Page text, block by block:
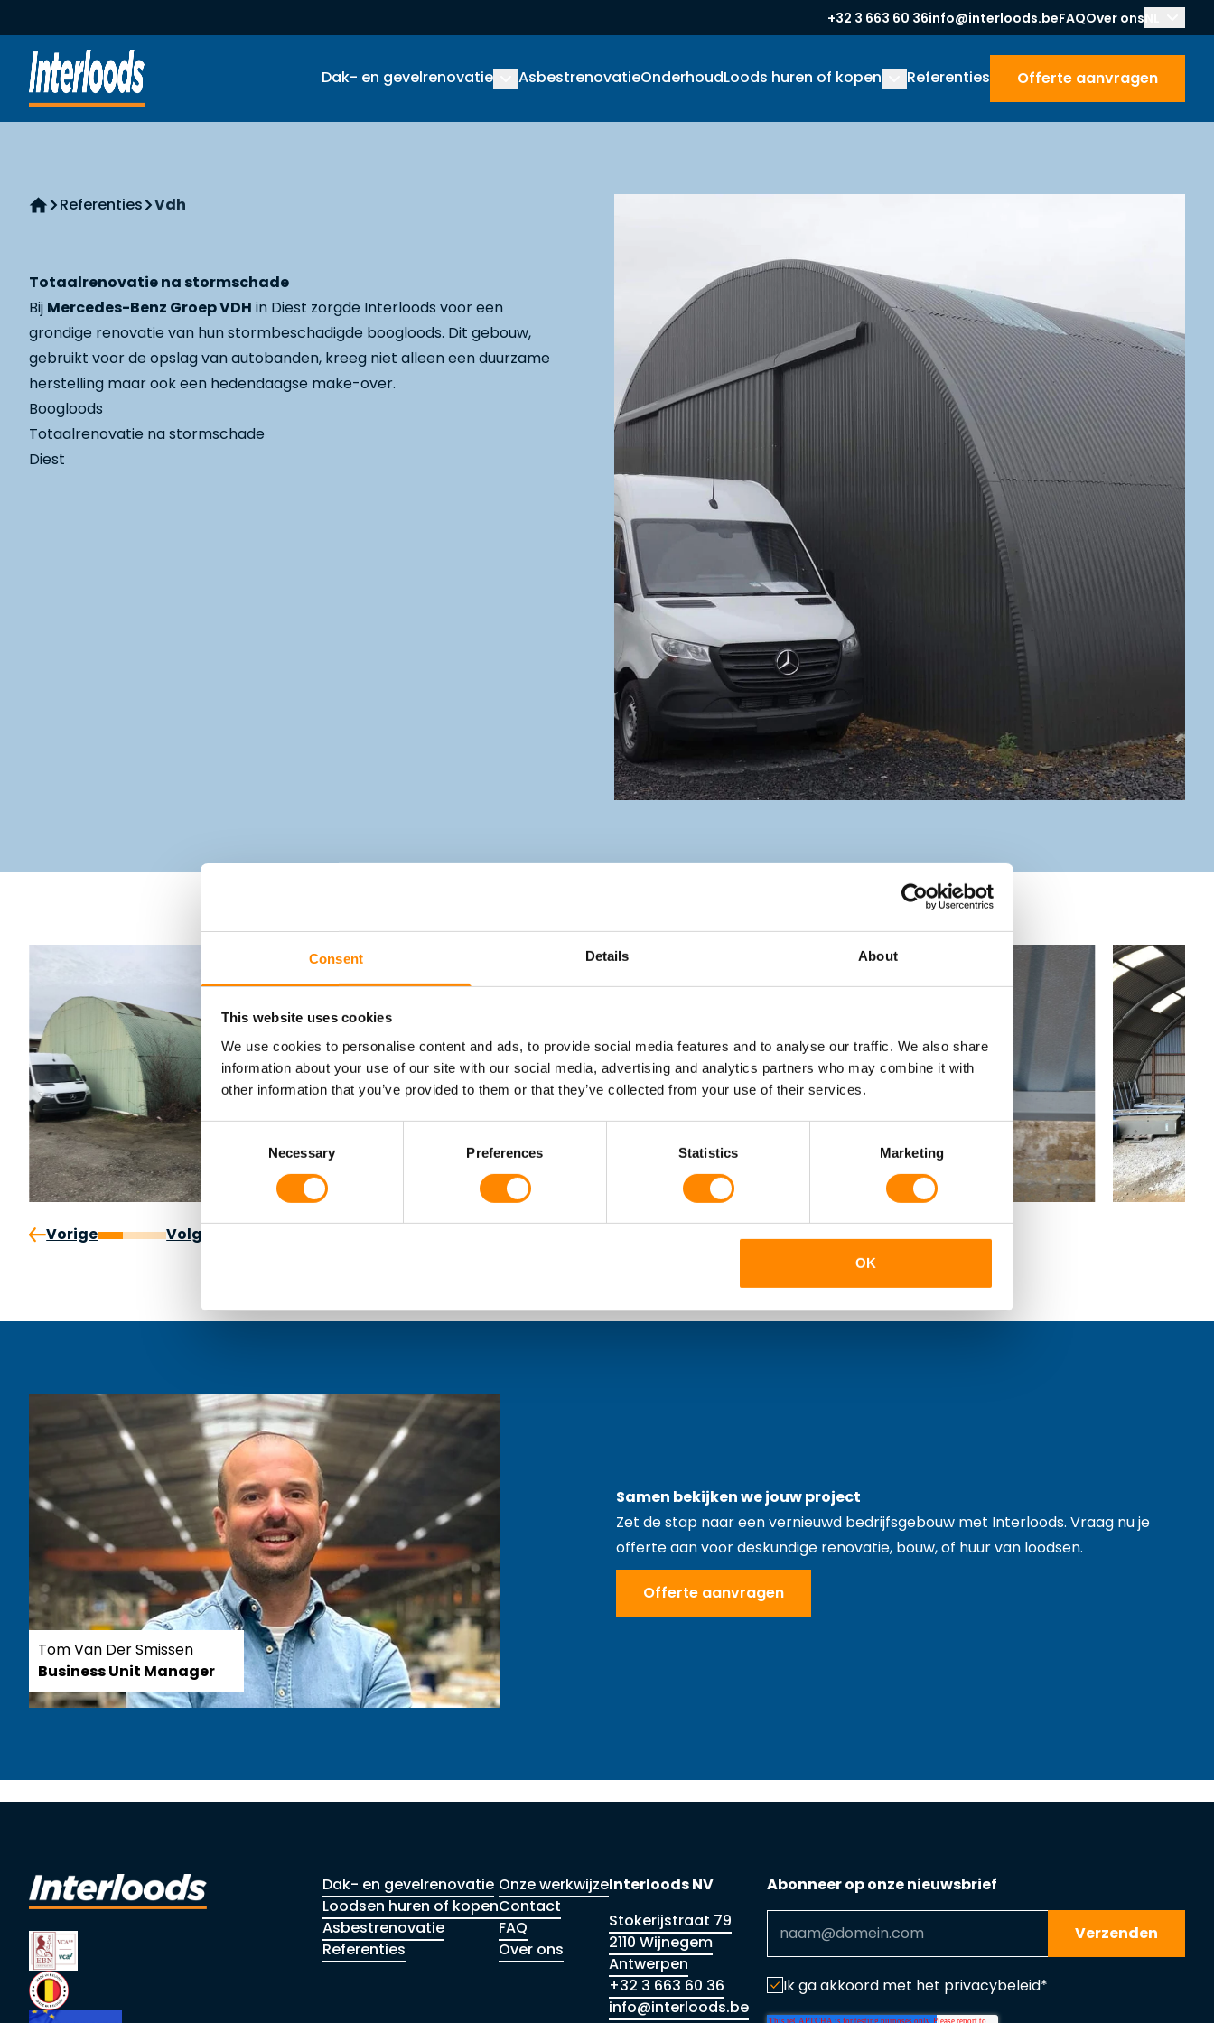
Consent Details About
This website uses cookies
We use cookies to personalise content and ads, to provide social media features and to analyse our traffic. We also share
information about your use of our site with our social media, advertising and analytics partners who may combine it with
other information that you’ve provided to them or that they’ve collected from your use of their services.
Necessary Preferences Statistics Marketing
OK
+32 3 663 60 36info@interloods.beFAQOver ons
interloods-logo-2
Dak- en gevelrenovatie
AsbestrenovatieOnderhoudLoods huren of kopen Referenties
Offerte aanvragen
Offerte aanvragen
Referenties Vdh
Totaalrenovatie na stormschade
Bij Mercedes-Benz Groep VDH in Diest zorgde Interloods voor een
grondige renovatie van hun stormbeschadigde boogloods. Dit gebouw,
gebruikt voor de opslag van autobanden, kreeg niet alleen een duurzame
herstelling maar ook een hedendaagse make-over.
Boogloods
Totaalrenovatie na stormschade
Diest
Vorige Volgende
Tom Van Der Smissen
Business Unit Manager
Samen bekijken we jouw project
Zet de stap naar een vernieuwd bedrijfsgebouw met Interloods. Vraag nu je
offerte aan voor deskundige renovatie, bouw, of huur van loodsen.
Offerte aanvragen
Offerte aanvragen
Dak- en gevelrenovatie
Loodsen huren of kopen
Asbestrenovatie
Referenties
Onze werkwijze
Contact
FAQ
Over ons
Interloods NV
Stokerijstraat 79
2110 Wijnegem
Antwerpen
+32 3 663 60 36
info@interloods.be
Abonneer op onze nieuwsbrief
Ik ga akkoord met het privacybeleid*
Verzenden